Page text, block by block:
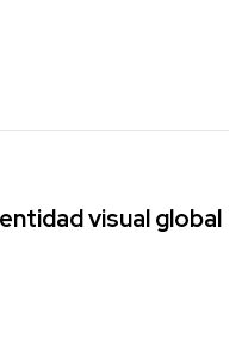
visual global